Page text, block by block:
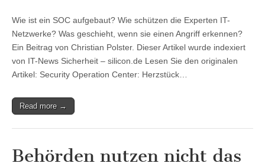
Wie ist ein SOC aufgebaut? Wie schützen die Experten IT-
Netzwerke? Was geschieht, wenn sie einen Angriff erkennen?
Ein Beitrag von Christian Polster. Dieser Artikel wurde indexiert
von IT-News Sicherheit – silicon.de Lesen Sie den originalen
Artikel: Security Operation Center: Herzstück…
Read more →
Behörden nutzen nicht das